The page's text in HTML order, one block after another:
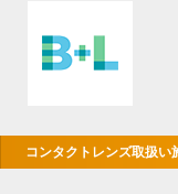
コンタクトレンズ取扱い